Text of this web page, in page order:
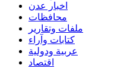
اخبار عدن
محافظات
ملفات وتقارير
كتابات وآراء
عربية ودولية
اقتصاد